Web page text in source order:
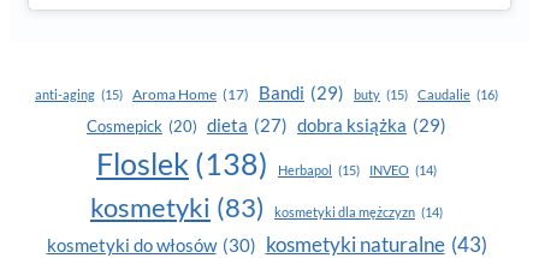
anti-aging (15) Aroma Home (17) Bandi (29) buty (15) Caudalie (16)
Cosmepick (20) dieta (27) dobra książka (29)
Floslek (138) Herbapol (15) INVEO (14)
kosmetyki (83) kosmetyki dla mężczyzn (14)
kosmetyki do włosów (30) kosmetyki naturalne (43)